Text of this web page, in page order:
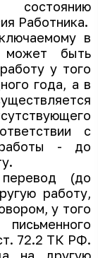
состоянию
Работника.
в
может быть
у того
года, а в
с
работы - до
(до
работу,
у того
72.2 ТК РФ.